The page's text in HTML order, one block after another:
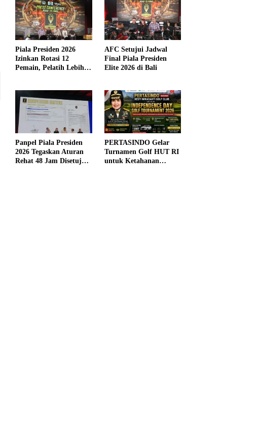
Piala Presiden 2026
Izinkan Rotasi 12
Pemain, Pelatih Lebih
AFC Setujui Jadwal
Final Piala Presiden
Elite 2026 di Bali
Panpel Piala Presiden
2026 Tegaskan Aturan
Rehat 48 Jam Disetujui
PERTASINDO Gelar
Turnamen Golf HUT RI
untuk Ketahanan